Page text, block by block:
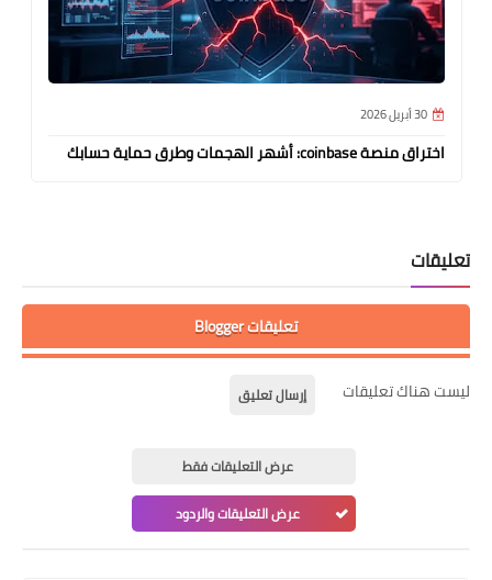
30 أبريل 2026
اختراق منصة coinbase: أشهر الهجمات وطرق حماية حسابك
تعليقات
تعليقات Blogger
ليست هناك تعليقات إرسال تعليق
عرض التعليقات فقط
عرض التعليقات والردود